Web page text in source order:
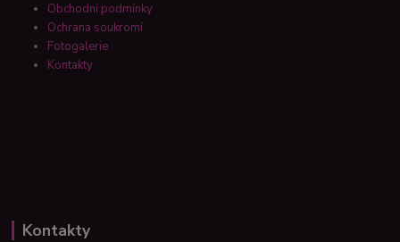
Obchodní podmínky
Ochrana soukromí
Fotogalerie
Kontakty
Kontakty